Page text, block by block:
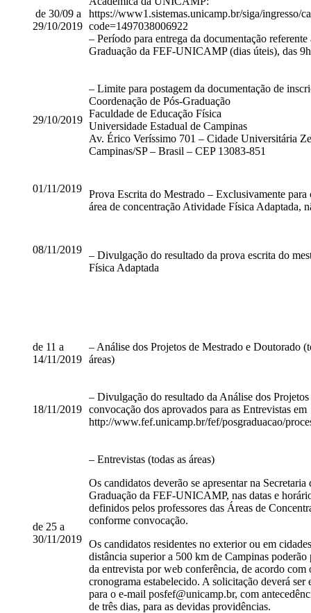
de 30/09 a
29/10/2019
https://www1.sistemas.unicamp.br/siga/ingresso/
code=1497038006922
– Período para entrega da documentação
Graduação da FEF-UNICAMP (dias úteis), das
29/10/2019
– Limite para postagem da documentação de
Coordenação de Pós-Graduação
Faculdade de Educação Física
Universidade Estadual de Campinas
Av. Érico Veríssimo 701 – Cidade Universitária
Campinas/SP – Brasil – CEP 13083-851
01/11/2019 Prova Escrita do Mestrado – Exclusivamente para
área de concentração Atividade Física Adaptada,
08/11/2019 – Divulgação do resultado da prova escrita do
Física Adaptada
de 11 a
14/11/2019
– Análise dos Projetos de Mestrado e Doutorado
áreas)
18/11/2019
– Divulgação do resultado da Análise dos Projetos
convocação dos aprovados para as Entrevistas em
http://www.fef.unicamp.br/fef/posgraduacao/
de 25 a
30/11/2019
– Entrevistas (todas as áreas)
Os candidatos deverão se apresentar na Secretaria
Graduação da FEF-UNICAMP, nas datas e
definidos pelos professores das Áreas de
conforme convocação.
Os candidatos residentes no exterior ou em
distância superior a 500 km de Campinas poderão
da entrevista por web conferência, de acordo com
cronograma estabelecido. A solicitação deverá ser
para o e-mail posfef@unicamp.br, com
de três dias, para as devidas providências.